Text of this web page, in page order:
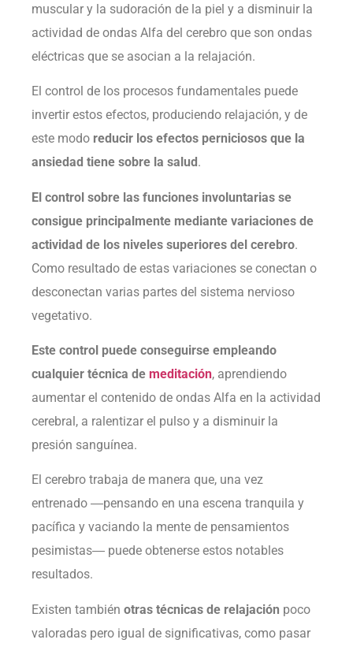
muscular y la sudoración de la piel y a disminuir la
actividad de ondas Alfa del cerebro que son ondas
eléctricas que se asocian a la relajación.
El control de los procesos fundamentales puede
invertir estos efectos, produciendo relajación, y de
este modo reducir los efectos perniciosos que la
ansiedad tiene sobre la salud .
El control sobre las funciones involuntarias se
consigue principalmente mediante variaciones de
actividad de los niveles superiores del cerebro.
Como resultado de estas variaciones se conectan o
desconectan varias partes del sistema nervioso
vegetativo.
Este control puede conseguirse empleando
cualquier técnica de meditación, aprendiendo
aumentar el contenido de ondas Alfa en la actividad
cerebral, a ralentizar el pulso y a disminuir la
presión sanguínea.
El cerebro trabaja de manera que, una vez
entrenado ―pensando en una escena tranquila y
pacífica y vaciando la mente de pensamientos
pesimistas― puede obtenerse estos notables
resultados.
Existen también otras técnicas de relajación poco
valoradas pero igual de significativas, como pasar